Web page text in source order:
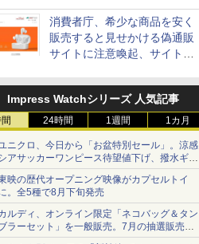
消費者庁、希少な商品を安く
販売すると見せかける偽通販
サイトに注意喚起、サイト名
Impress Watchシリーズ 人気記事
24時間 1週間 1カ月
ニクロ、今日から「お盆特別セール」。涼感
アサッカーワンピース待望値下げ、撥水ギア
ョーツは1990円に
映の歴代オープニング映像がカプセルトイ
。全5種で8月下旬発売
ルディ、オンライン限定「ネコバッグ＆タン
ラーセット」を一般販売。7月の抽選販売の
選無効分